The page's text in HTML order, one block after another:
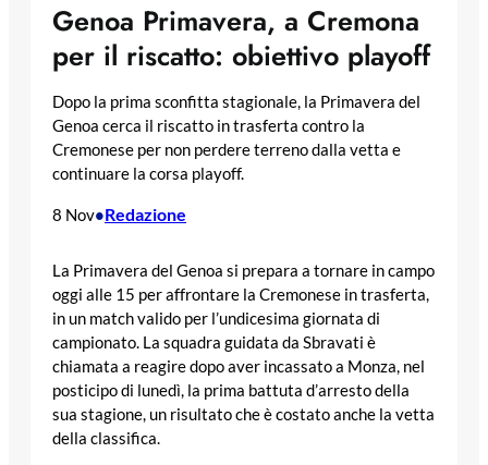
Genoa Primavera, a Cremona
per il riscatto: obiettivo playoff
Dopo la prima sconfitta stagionale, la Primavera del
Genoa cerca il riscatto in trasferta contro la
Cremonese per non perdere terreno dalla vetta e
continuare la corsa playoff.
8 Nov•Redazione
La Primavera del Genoa si prepara a tornare in campo
oggi alle 15 per affrontare la Cremonese in trasferta,
in un match valido per l’undicesima giornata di
campionato. La squadra guidata da Sbravati è
chiamata a reagire dopo aver incassato a Monza, nel
posticipo di lunedì, la prima battuta d’arresto della
sua stagione, un risultato che è costato anche la vetta
della classifica.